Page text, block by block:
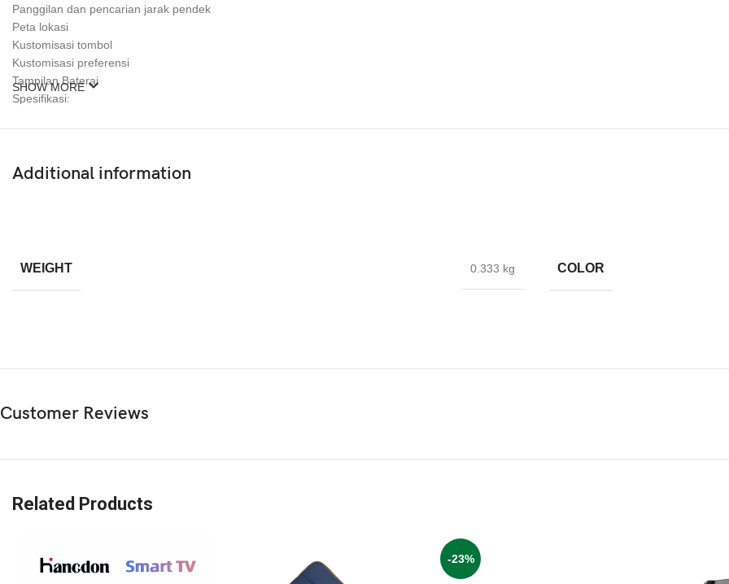
Panggilan dan pencarian jarak pendek
Peta lokasi
Kustomisasi tombol
Kustomisasi preferensi
Tampilan Baterai
Spesifikasi:
Music playing time : 5 jam(volume 70%)
SHOW MORE
Additional information
WEIGHT 0.333 kg COLOR
Customer Reviews
Related Products
-23%